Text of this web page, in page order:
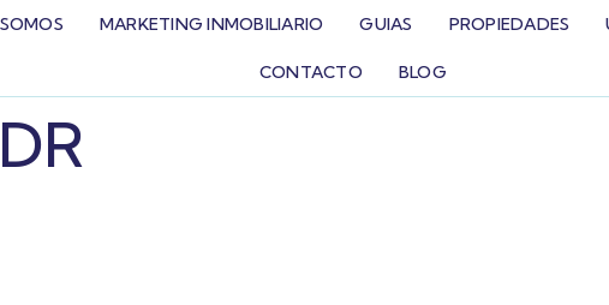
MARKETING INMOBILIARIO GUIAS PROPIEDADES
CONTACTO BLOG